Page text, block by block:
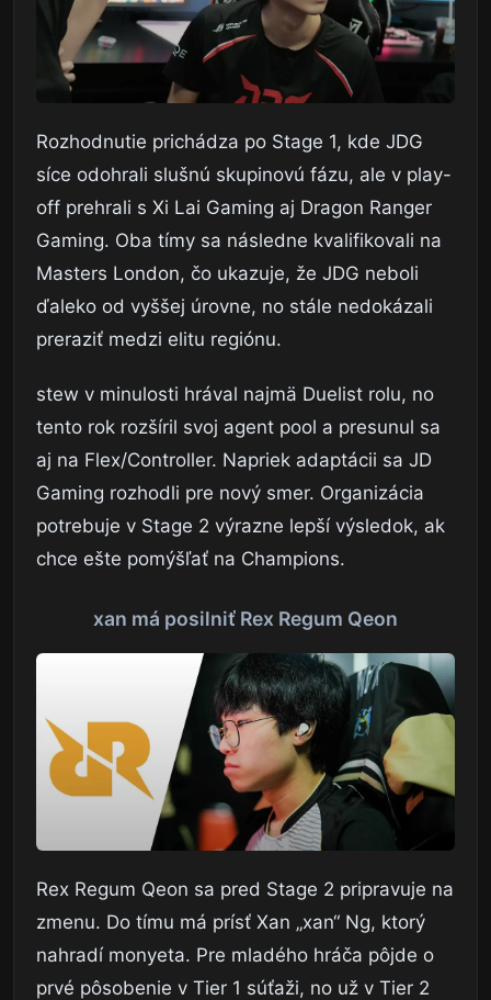
Rozhodnutie prichádza po Stage 1, kde JDG
síce odohrali slušnú skupinovú fázu, ale v play-
off prehrali s Xi Lai Gaming aj Dragon Ranger
Gaming. Oba tímy sa následne kvalifikovali na
Masters London, čo ukazuje, že JDG neboli
ďaleko od vyššej úrovne, no stále nedokázali
preraziť medzi elitu regiónu.
stew v minulosti hrával najmä Duelist rolu, no
tento rok rozšíril svoj agent pool a presunul sa
aj na Flex/Controller. Napriek adaptácii sa JD
Gaming rozhodli pre nový smer. Organizácia
potrebuje v Stage 2 výrazne lepší výsledok, ak
chce ešte pomýšľať na Champions.
xan má posilniť Rex Regum Qeon
Rex Regum Qeon sa pred Stage 2 pripravuje na
zmenu. Do tímu má prísť Xan „xan“ Ng, ktorý
nahradí monyeta. Pre mladého hráča pôjde o
prvé pôsobenie v Tier 1 súťaži, no už v Tier 2